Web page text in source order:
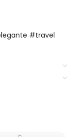
#travel